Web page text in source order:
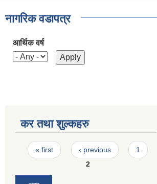
नागरिक वडापत्र
आर्थिक वर्ष
कर तथा शुल्कहरु
Pages
« first ‹ previous
1
2